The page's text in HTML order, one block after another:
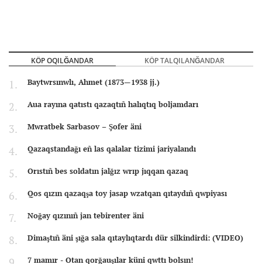
KÖP OQILĞANDAR KÖP TALQILANĞANDAR
Baytwrsınwlı, Ahmet (1873—1938 jj.)
Aua rayına qatıstı qazaqtıñ halıqtıq boljamdarı
Mwratbek Sarbasov – Şofer äni
Qazaqstandağı eñ las qalalar tizimi jariyalandı
Orıstıñ bes soldatın jalğız wrıp jıqqan qazaq
Qos qızın qazaqşa toy jasap wzatqan qıtaydıñ qwpiyası
Noğay qızınıñ jan tebirenter äni
Dimaştıñ äni şığa sala qıtaylıqtardı dür silkindirdi: (VIDEO)
7 mamır - Otan qorğauşılar küni qwttı bolsın!